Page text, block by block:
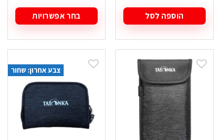
הוספה לסל בחר אפשרויות
זה
יש
סוגים.
לבחור
את
האפשרויות
בעמוד
המוצר
צבע אחרון: שחור